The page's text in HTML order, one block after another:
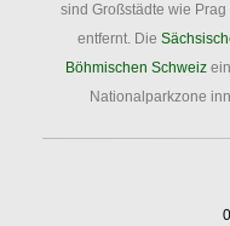
sind Großstädte wie
entfernt. Die
Böhmischen Schweiz
Nationalparkzone